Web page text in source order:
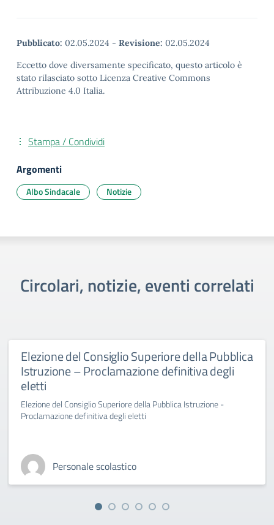
Pubblicato: 02.05.2024 - Revisione: 02.05.2024
Eccetto dove diversamente specificato, questo articolo è
stato rilasciato sotto Licenza Creative Commons
Attribuzione 4.0 Italia.
Stampa / Condividi
Argomenti
Albo Sindacale Notizie
Circolari, notizie, eventi correlati
Elezione del Consiglio Superiore della Pubblica
Istruzione – Proclamazione definitiva degli
eletti
Elezione del Consiglio Superiore della Pubblica Istruzione -
Proclamazione definitiva degli eletti
Personale scolastico